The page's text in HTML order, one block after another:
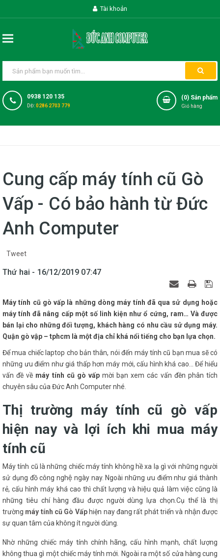
Tài khoản
0938 120 135
DĐ:0286 2703 779
(0) Sản phẩm
Giỏ hàng
Cung cấp máy tính cũ Gò
Vấp - Có bảo hành từ Đức
Anh Computer
Tweet
Thứ hai - 16/12/2019 07:47
Máy tính cũ gò vấp là những dòng máy tính đã qua sử dụng hoặc
máy tính đã nâng cấp một số linh kiện như ổ cứng, ram… Và được
bán lại cho những đối tượng, khách hàng có nhu cầu sử dụng máy.
Quận gò vập – tphcm là một địa chỉ khá nổi tiếng cho bạn lựa chọn.
Để mua chiếc laptop cho bản thân, nói đến máy tính cũ bạn mua sẽ có
những ưu điểm như giá thấp hơn máy mới, cấu hình khá cao... Để hiểu
vấn đề về máy tính cũ gò vấpmời bạn xem các vấn đền phân tích
chuyên sâu của Đức Anh Computer nhé.
Thị trường máy tính cũ gò vấp
hiện nay và lợi ích khi mua máy
tính cũ
Máy tính cũ là những chiếc máy tính không hề xa lạ gì với những người
sử dụng đồ công nghệ ngày nay. Ngoài những ưu điểm như giá thành
rẻ, cấu hình máy khá cao thì chất lượng và hiệu quả làm việc cũng là
những tiêu chí hàng đầu được người dùng lựa chọn.Cụ thể là thị
trường máy tính cũ Gò Vấphiện nay đang rất phát triển và nhận được
sự quan tâm của không ít người dùng.
Nhờ những chiếc máy tính chính hãng, cấu hình mạnh, chất lượng
không thua gì một chiếc máy tính mới. Ngoài ra một số cửa hàng cung